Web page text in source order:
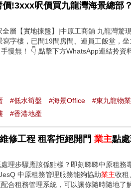
價!3xxx呎價買九龍灣海景總部？
層【實地揀盤】|中原工商舖 九龍灣驚
字樓，已間19間房間、連員工飯堂，坐
慢無！ 👇 點擊下方WhatsApp連結拎資
#低水筍盤 #海景Office #東九龍物業
#香港地產
修工程 租客拒絕開門 業主點處
理步驟應該係點樣？即刻睇睇中原租務
中原租務管理服務能夠協助業主收租
合租務管理系統，可以讓你隨時隨地了